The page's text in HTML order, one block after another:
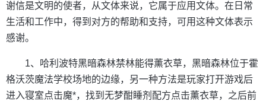
谢信是文明的使者，从文体来说，它属于应用文体。在日常
生活和工作中，得到对方的帮助和支持，可用这种文体表示
感谢。
1、哈利波特黑暗森林禁林能得薰衣草，黑暗森林位于霍
格沃茨魔法学校场地的边缘，另一种方法是玩家打开游戏后
进入寝室点击魔*，找到无梦酣睡剂配方点击薰衣草，之后前